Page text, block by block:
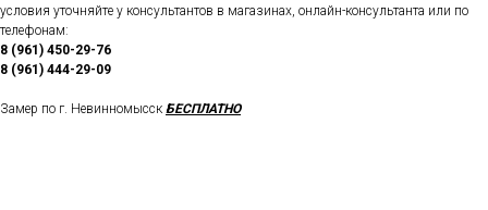
условия уточняйте у консультантов в магазинах, онлайн-консультанта или по
телефонам:
8 (961) 450-29-76
8 (961) 444-29-09
Замер по г. Невинномысск БЕСПЛАТНО